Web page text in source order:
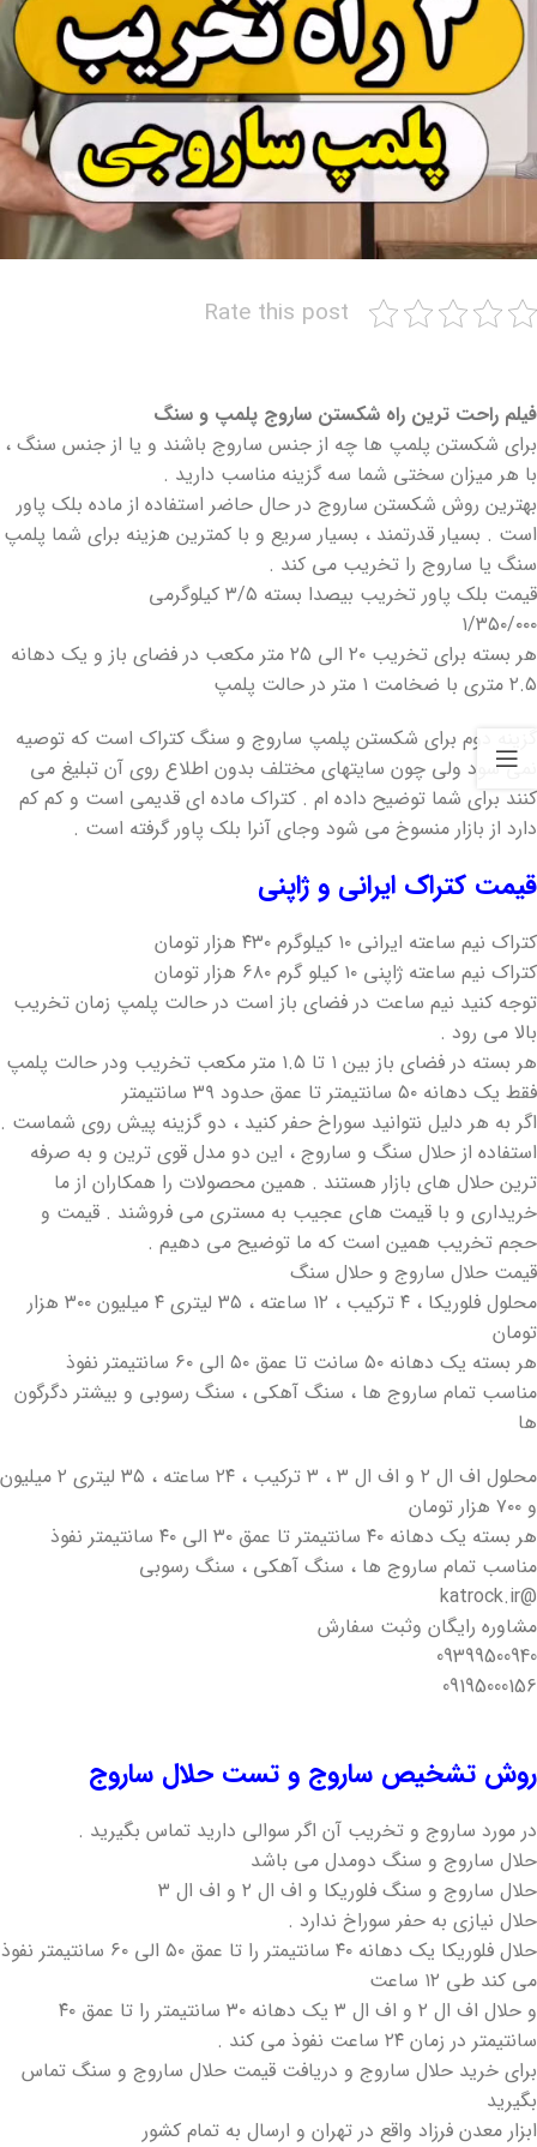
Rate this post
فیلم راحت ترین راه شکستن ساروج پلمپ و سنگ
برای شکستن پلمپ ها چه از جنس ساروج باشند و یا از جنس سنگ ،
با هر میزان سختی شما سه گزینه مناسب دارید .
بهترین روش شکستن ساروج در حال حاضر استفاده از ماده بلک پاور
است . بسیار قدرتمند ، بسیار سریع و با کمترین هزینه برای شما پلمپ
سنگ یا ساروج را تخریب می کند .
قیمت بلک پاور تخریب بیصدا بسته ۳/۵ کیلوگرمی
۱/۳۵۰/۰۰۰
هر بسته برای تخریب ۲۰ الی ۲۵ متر مکعب در فضای باز و یک دهانه
۲.۵ متری با ضخامت ۱ متر در حالت پلمپ
گزینه دوم برای شکستن پلمپ ساروج و سنگ کتراک است که توصیه
نمی سود ولی چون سایتهای مختلف بدون اطلاع روی آن تبلیغ می
کنند برای شما توضیح داده ام . کتراک ماده ای قدیمی است و کم کم
دارد از بازار منسوخ می شود و‌جای آنرا بلک پاور گرفته است .
قیمت کتراک ایرانی و ژاپنی
کتراک نیم ساعته ایرانی ۱۰ کیلوگرم ۴۳۰ هزار تومان
کتراک نیم ساعته ژاپنی ۱۰ کیلو گرم ۶۸۰ هزار تومان
توجه کنید نیم ساعت در فضای باز است در حالت پلمپ زمان تخریب
بالا می رود .
هر بسته در فضای باز بین ۱ تا ۱.۵ متر مکعب تخریب و‌در حالت پلمپ
فقط یک دهانه ۵۰ سانتیمتر تا عمق حدود ۳۹ سانتیمتر
اگر به هر دلیل نتوانید سوراخ حفر کنید ، دو گزینه پیش روی شماست .
استفاده از حلال سنگ و ساروج ، این دو مدل قوی ترین و به صرفه
ترین حلال های بازار هستند . همین محصولات را همکاران از ما
خریداری و با قیمت های عجیب به مستری می فروشند . قیمت و
حجم تخریب همین است که ما توضیح می دهیم .
قیمت حلال ساروج و حلال سنگ
محلول فلوریکا ، ۴ ترکیب ، ۱۲ ساعته ، ۳۵ لیتری ۴ میلیون ۳۰۰ هزار
تومان
هر بسته یک دهانه ۵۰ سانت تا عمق ۵۰ الی ۶۰ سانتیمتر نفوذ
مناسب تمام ساروج ها ، سنگ آهکی ، سنگ رسوبی و بیشتر دگرگون
ها
محلول اف ال ۲ و اف ال ۳ ، ۳ ترکیب ، ۲۴ ساعته ، ۳۵ لیتری ۲ میلیون
و ۷۰۰ هزار تومان
هر بسته یک دهانه ۴۰ سانتیمتر تا عمق ۳۰ الی ۴۰ سانتیمتر نفوذ
مناسب تمام ساروج ها ، سنگ آهکی ، سنگ رسوبی
‏@katrock.ir
مشاوره رایگان و‌ثبت سفارش
09399500940
09195000156
روش تشخیص ساروج و تست حلال ساروج
در مورد ساروج و تخریب آن اگر سوالی دارید تماس بگیرید .
حلال ساروج و سنگ دو‌مدل می باشد
حلال ساروج و سنگ فلوریکا و اف ال ۲ و اف ال ۳
حلال نیازی به حفر سوراخ ندارد .
حلال فلوریکا یک دهانه ۴۰ سانتیمتر را تا عمق ۵۰ الی ۶۰ سانتیمتر نفوذ
می کند طی ۱۲ ساعت
و حلال اف ال ۲ و اف ال ۳ یک دهانه ۳۰ سانتیمتر را تا عمق ۴۰
سانتیمتر در زمان ۲۴ ساعت نفوذ می کند .
برای خرید حلال ساروج و دریافت قیمت حلال ساروج و سنگ تماس
بگیرید
ابزار معدن فرزاد واقع در تهران و ارسال به تمام کشور